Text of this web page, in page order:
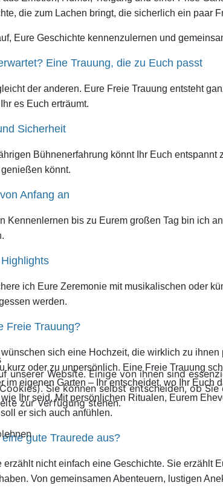
die zum Lachen bringt, die sicherlich ein paar
Eure Geschichte kennenzulernen und
Eine Trauung, die zu Euch passt
der anderen. Eure Freie Trauung entsteht
es Euch erträumt.
Sicherheit
Bühnenerfahrung könnt Ihr Euch
könnt.
Anfang an
Kennenlernen bis zu Eurem großen Tag bin ich
ich Eure Zeremonie mit musikalischen oder
werden.
Freie Trauung?
wünschen sich eine Hochzeit, die wirklich zu
kurz oder zu unpersönlich. Eine Freie Trauung
im eigenen Garten – Ihr entscheidet, wo Ihr
Ihr seid. Mit persönlichen Ritualen, Eurem
er sich auch anfühlen.
gute Traurede aus?
erzählt nicht einfach eine Geschichte. Sie erzählt
Von gemeinsamen Abenteuern, lustigen
unserer Website. Einige von ihnen sind
Sie können selbst entscheiden, ob
zur Verfügung stehen.